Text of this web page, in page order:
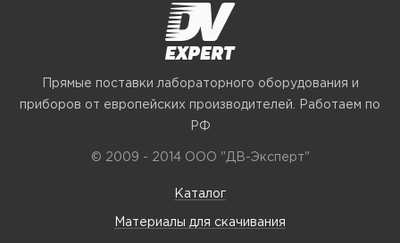
Прямые поставки лабораторного оборудования и
приборов от европейских производителей. Работаем по
РФ
© 2009 - 2014 ООО "ДВ-Эксперт"
Каталог
Материалы для скачивания